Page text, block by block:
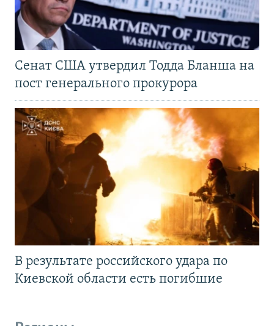
Сенат США утвердил Тодда Бланша на
пост генерального прокурора
В результате российского удара по
Киевской области есть погибшие